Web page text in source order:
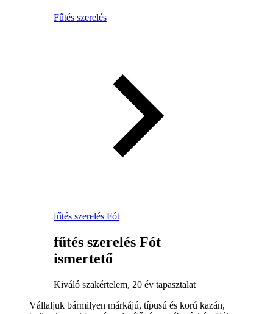
Fűtés szerelés
fűtés szerelés Fót
fűtés szerelés Fót
ismertető
Kiváló szakértelem, 20 év tapasztalat
Vállaljuk bármilyen márkájú, típusú és korú kazán,